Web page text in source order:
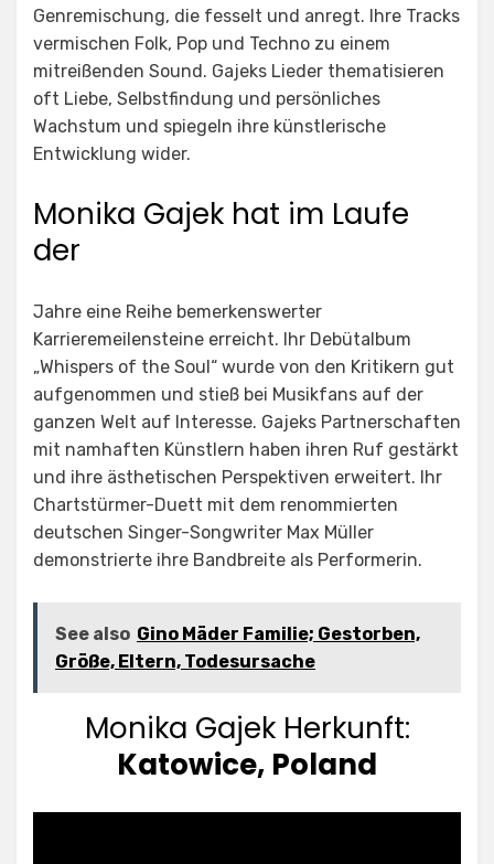
Genremischung, die fesselt und anregt. Ihre Tracks
vermischen Folk, Pop und Techno zu einem
mitreißenden Sound. Gajeks Lieder thematisieren
oft Liebe, Selbstfindung und persönliches
Wachstum und spiegeln ihre künstlerische
Entwicklung wider.
Monika Gajek hat im Laufe
der
Jahre eine Reihe bemerkenswerter
Karrieremeilensteine erreicht. Ihr Debütalbum
„Whispers of the Soul“ wurde von den Kritikern gut
aufgenommen und stieß bei Musikfans auf der
ganzen Welt auf Interesse. Gajeks Partnerschaften
mit namhaften Künstlern haben ihren Ruf gestärkt
und ihre ästhetischen Perspektiven erweitert. Ihr
Chartstürmer-Duett mit dem renommierten
deutschen Singer-Songwriter Max Müller
demonstrierte ihre Bandbreite als Performerin.
See also Gino Mäder Familie; Gestorben,
Größe, Eltern, Todesursache
Monika Gajek Herkunft:
Katowice, Poland